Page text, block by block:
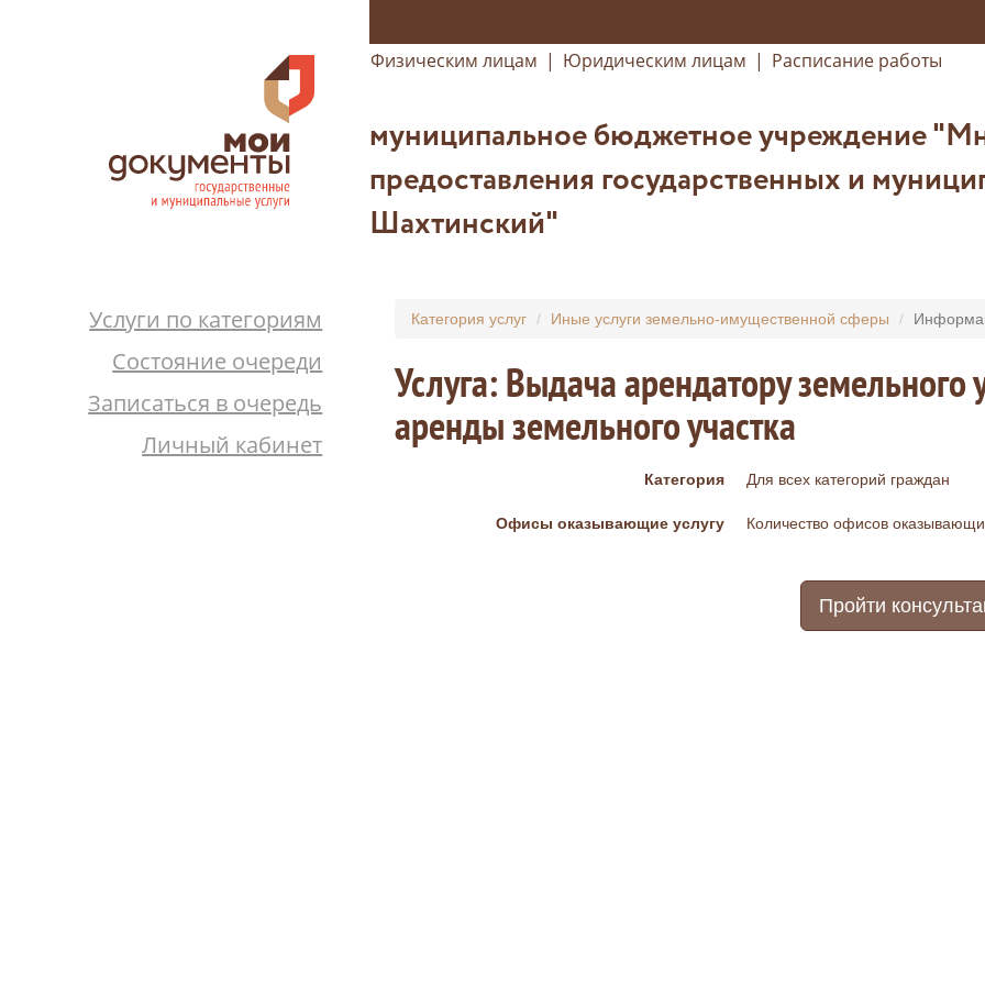
Физическим лицам | Юридическим лицам | Расписание работы
муниципальное бюджетное учреждение
предоставления государственных и
Шахтинский"
Услуги по категориям
Состояние очереди
Записаться в очередь
Личный кабинет
Категория услуг Иные услуги земельно-имущественной сферы
Услуга: Выдача арендатору земельного
аренды земельного участка
Категория Для всех категорий граждан
Офисы оказывающие услугу Количество офисов
Пройти